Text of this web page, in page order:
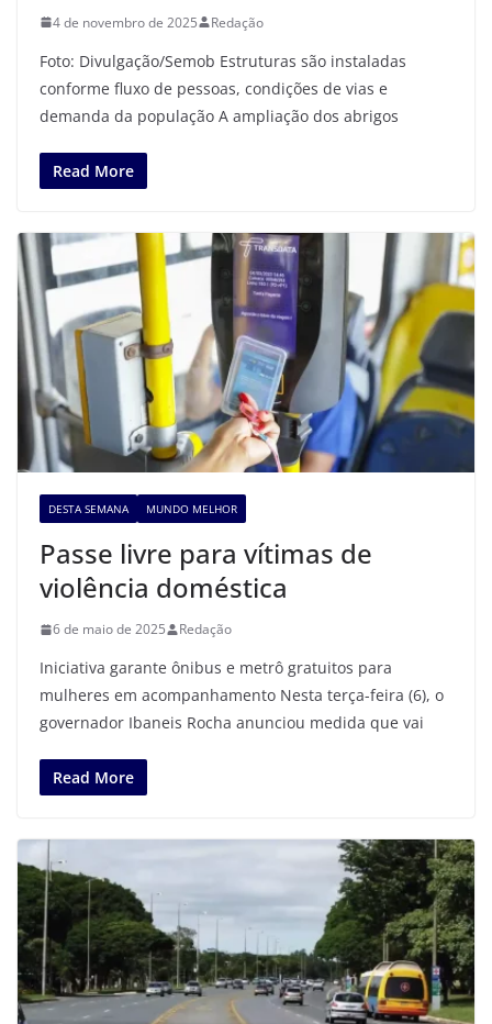
4 de novembro de 2025 Redação
Foto: Divulgação/Semob Estruturas são instaladas
conforme fluxo de pessoas, condições de vias e
demanda da população A ampliação dos abrigos
Read More
DESTA SEMANA MUNDO MELHOR
Passe livre para vítimas de
violência doméstica
6 de maio de 2025 Redação
Iniciativa garante ônibus e metrô gratuitos para
mulheres em acompanhamento Nesta terça-feira (6), o
governador Ibaneis Rocha anunciou medida que vai
Read More